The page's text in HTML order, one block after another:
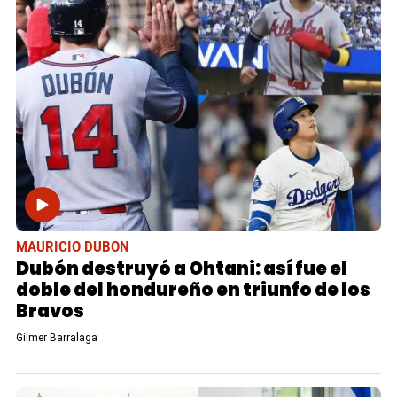
MAURICIO DUBON
Dubón destruyó a Ohtani: así fue el
doble del hondureño en triunfo de los
Bravos
Gilmer Barralaga